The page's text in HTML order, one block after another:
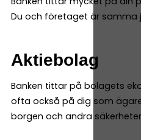
Du och företaget är samma
Aktiebolag
Banken tittar på bolagets
ofta också på dig som
borgen och andra